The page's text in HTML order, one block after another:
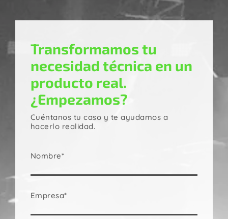
Transformamos tu
necesidad técnica en un
producto real.
¿Empezamos?
Cuéntanos tu caso y te ayudamos a
hacerlo realidad.
Nombre*
Empresa*